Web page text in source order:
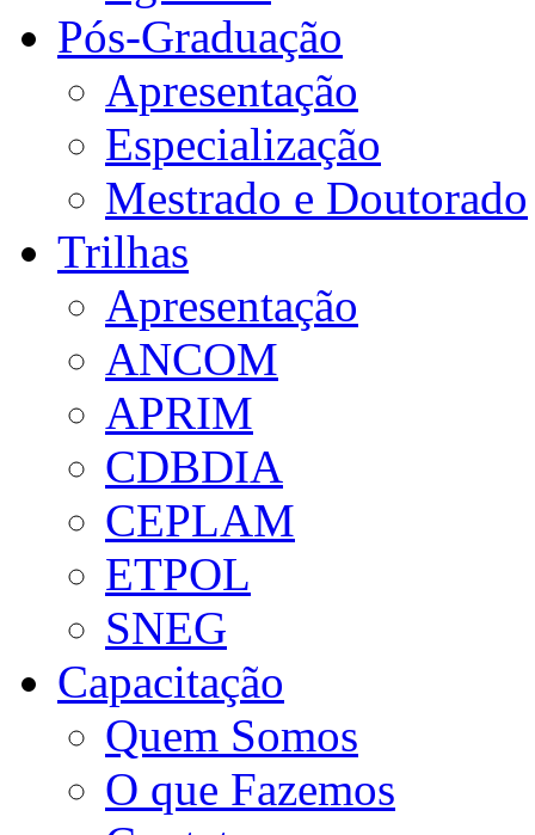
Pós-Graduação
Apresentação
Especialização
Mestrado e Doutorado
Trilhas
Apresentação
ANCOM
APRIM
CDBDIA
CEPLAM
ETPOL
SNEG
Capacitação
Quem Somos
O que Fazemos